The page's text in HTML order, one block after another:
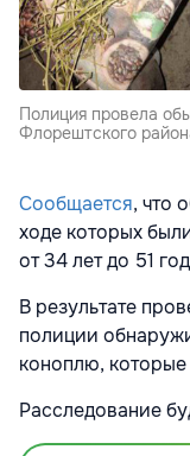
Полиция провела
Флорештского
Сообщается, что о
ходе которых
от 34 лет до 51
В результате
полиции
коноплю, которые
Расследование